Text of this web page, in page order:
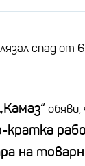
спад от
„Камаз“
кратка
на